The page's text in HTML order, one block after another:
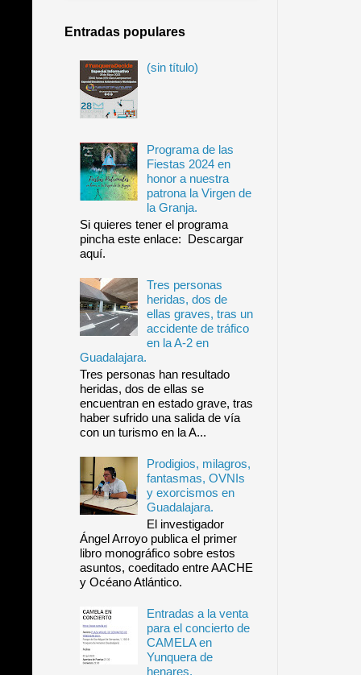
Entradas populares
(sin título)
Programa de las
Fiestas 2024 en
honor a nuestra
patrona la Virgen de
la Granja.
Si quieres tener el programa
pincha este enlace: Descargar
aquí.
Tres personas
heridas, dos de
ellas graves, tras un
accidente de tráfico
en la A-2 en
Guadalajara.
Tres personas han resultado
heridas, dos de ellas se
encuentran en estado grave, tras
haber sufrido una salida de vía
con un turismo en la A...
Prodigios, milagros,
fantasmas, OVNIs
y exorcismos en
Guadalajara.
El investigador
Ángel Arroyo publica el primer
libro monográfico sobre estos
asuntos, coeditado entre AACHE
y Océano Atlántico.
Entradas a la venta
para el concierto de
CAMELA en
Yunquera de
henares.